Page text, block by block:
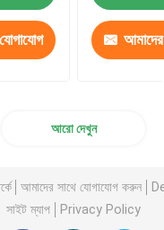
আরো দেখুন
আমাদের সাথে যোগাযোগ করুন
সাইট ম্যাপ
Privacy Policy